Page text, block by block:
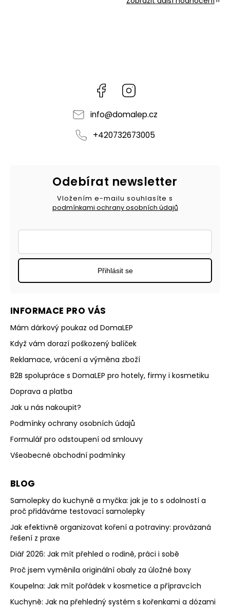
Facebook
info@domalep.cz
+420732673005
INFORMACE PRO VÁS
Mám dárkový poukaz od DomaLEP
Když vám dorazí poškozený balíček
Reklamace, vrácení a výměna zboží
B2B spolupráce s DomaLEP pro hotely, firmy i kosmetiku
Doprava a platba
Jak u nás nakoupit?
Podmínky ochrany osobních údajů
Formulář pro odstoupení od smlouvy
Všeobecné obchodní podmínky
BLOG
Samolepky do kuchyně a myčka: jak je to s odolností a
proč přidáváme testovací samolepky
Jak efektivně organizovat koření a potraviny: provázaná
řešení z praxe
Diář 2026: Jak mít přehled o rodině, práci i sobě
Proč jsem vyměnila originální obaly za úložné boxy
Koupelna: Jak mít pořádek v kosmetice a přípravcích
Kuchyně: Jak na přehledný systém s kořenkami a dózami
Odebírat newsletter
Vložením e-mailu souhlasíte s
podmínkami ochrany osobních údajů
Přihlásit se